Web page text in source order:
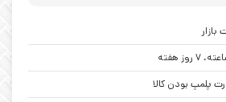
پلمپ بودن کالا